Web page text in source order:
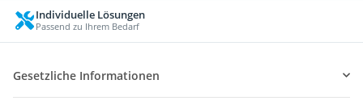
Individuelle Lösungen
Passend zu Ihrem Bedarf
Gesetzliche Informationen